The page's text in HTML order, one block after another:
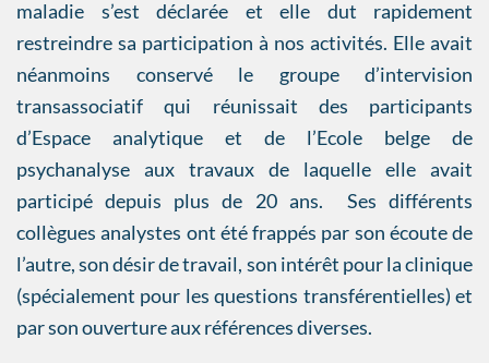
maladie s’est déclarée et elle dut rapidement
restreindre sa participation à nos activités. Elle avait
néanmoins conservé le groupe d’intervision
transassociatif qui réunissait des participants
d’Espace analytique et de l’Ecole belge de
psychanalyse aux travaux de laquelle elle avait
participé depuis plus de 20 ans. Ses différents
collègues analystes ont été frappés par son écoute de
l’autre, son désir de travail, son intérêt pour la clinique
(spécialement pour les questions transférentielles) et
par son ouverture aux références diverses.